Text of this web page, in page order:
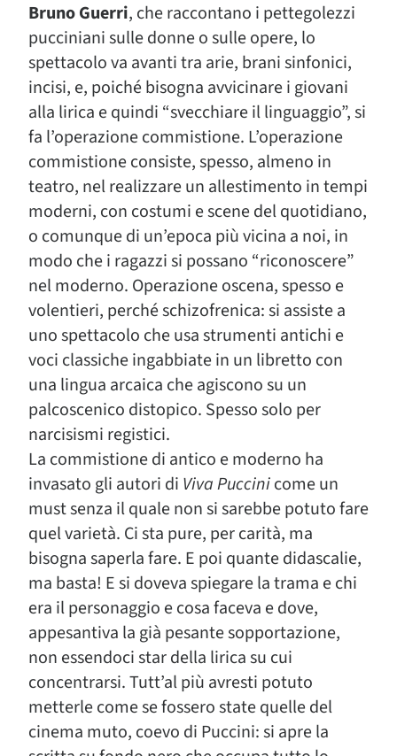
Bruno Guerri, che raccontano i pettegolezzi
pucciniani sulle donne o sulle opere, lo
spettacolo va avanti tra arie, brani sinfonici,
incisi, e, poiché bisogna avvicinare i giovani
alla lirica e quindi “svecchiare il linguaggio”, si
fa l’operazione commistione. L’operazione
commistione consiste, spesso, almeno in
teatro, nel realizzare un allestimento in tempi
moderni, con costumi e scene del quotidiano,
o comunque di un’epoca più vicina a noi, in
modo che i ragazzi si possano “riconoscere”
nel moderno. Operazione oscena, spesso e
volentieri, perché schizofrenica: si assiste a
uno spettacolo che usa strumenti antichi e
voci classiche ingabbiate in un libretto con
una lingua arcaica che agiscono su un
palcoscenico distopico. Spesso solo per
narcisismi registici.
La commistione di antico e moderno ha
invasato gli autori di Viva Puccinicome un
must senza il quale non si sarebbe potuto fare
quel varietà. Ci sta pure, per carità, ma
bisogna saperla fare. E poi quante didascalie,
ma basta! E si doveva spiegare la trama e chi
era il personaggio e cosa faceva e dove,
appesantiva la già pesante sopportazione,
non essendoci star della lirica su cui
concentrarsi. Tutt’al più avresti potuto
metterle come se fossero state quelle del
cinema muto, coevo di Puccini: si apre la